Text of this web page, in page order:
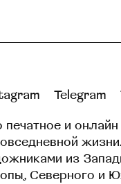
Telegram
и онлайн
из
Северного и